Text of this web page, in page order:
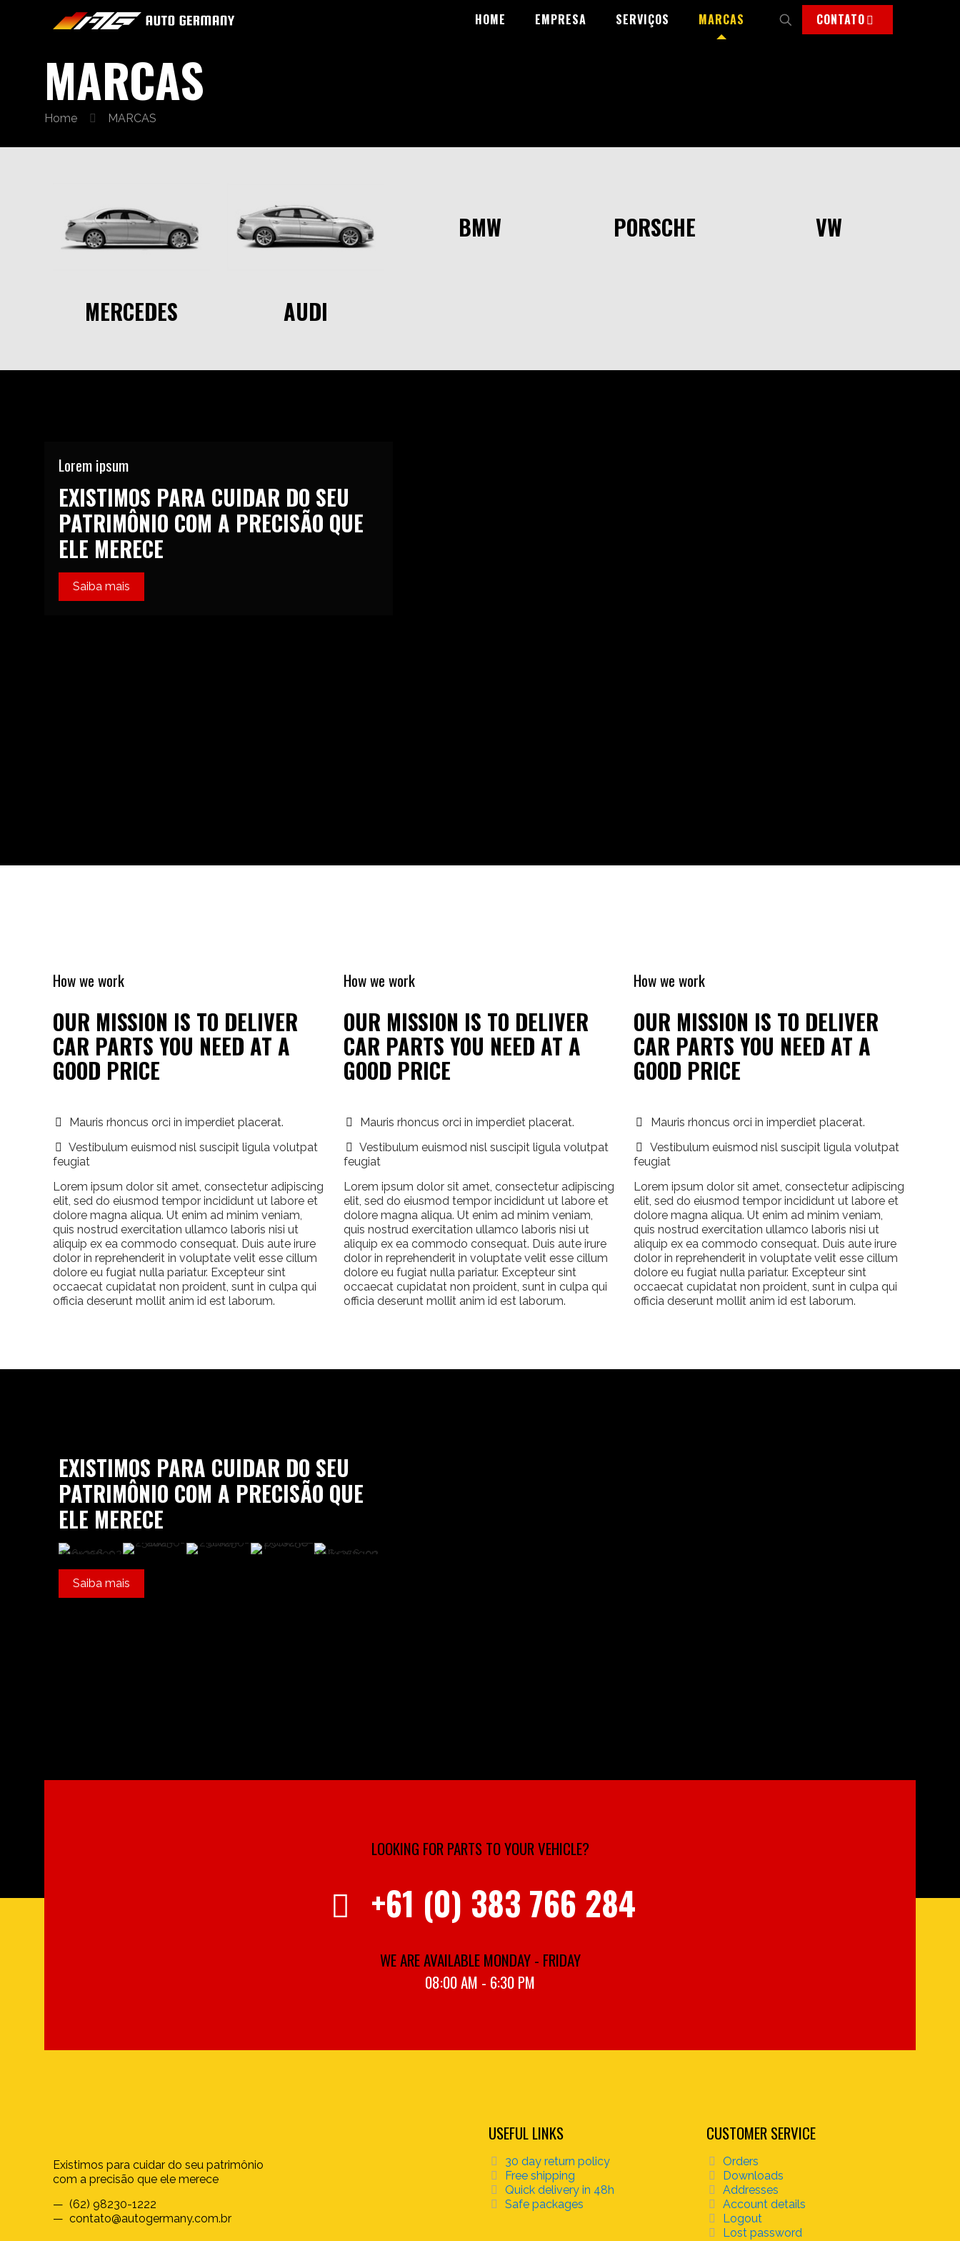
HOME EMPRESA SERVIÇOS MARCAS CONTATO
MARCAS
Home MARCAS
MERCEDES AUDI
BMW PORSCHE VW
Lorem ipsum
EXISTIMOS PARA CUIDAR DO SEU
PATRIMÔNIO COM A PRECISÃO QUE
ELE MERECE
Saiba mais
How we work
OUR MISSION IS TO DELIVER
CAR PARTS YOU NEED AT A
GOOD PRICE
Mauris rhoncus orci in imperdiet placerat.
Vestibulum euismod nisl suscipit ligula volutpat
feugiat
Lorem ipsum dolor sit amet, consectetur adipiscing
elit, sed do eiusmod tempor incididunt ut labore et
dolore magna aliqua. Ut enim ad minim veniam,
quis nostrud exercitation ullamco laboris nisi ut
aliquip ex ea commodo consequat. Duis aute irure
dolor in reprehenderit in voluptate velit esse cillum
dolore eu fugiat nulla pariatur. Excepteur sint
occaecat cupidatat non proident, sunt in culpa qui
officia deserunt mollit anim id est laborum.
How we work
OUR MISSION IS TO DELIVER
CAR PARTS YOU NEED AT A
GOOD PRICE
Mauris rhoncus orci in imperdiet placerat.
Vestibulum euismod nisl suscipit ligula volutpat
feugiat
Lorem ipsum dolor sit amet, consectetur adipiscing
elit, sed do eiusmod tempor incididunt ut labore et
dolore magna aliqua. Ut enim ad minim veniam,
quis nostrud exercitation ullamco laboris nisi ut
aliquip ex ea commodo consequat. Duis aute irure
dolor in reprehenderit in voluptate velit esse cillum
dolore eu fugiat nulla pariatur. Excepteur sint
occaecat cupidatat non proident, sunt in culpa qui
officia deserunt mollit anim id est laborum.
How we work
OUR MISSION IS TO DELIVER
CAR PARTS YOU NEED AT A
GOOD PRICE
Mauris rhoncus orci in imperdiet placerat.
Vestibulum euismod nisl suscipit ligula volutpat
feugiat
Lorem ipsum dolor sit amet, consectetur adipiscing
elit, sed do eiusmod tempor incididunt ut labore et
dolore magna aliqua. Ut enim ad minim veniam,
quis nostrud exercitation ullamco laboris nisi ut
aliquip ex ea commodo consequat. Duis aute irure
dolor in reprehenderit in voluptate velit esse cillum
dolore eu fugiat nulla pariatur. Excepteur sint
occaecat cupidatat non proident, sunt in culpa qui
officia deserunt mollit anim id est laborum.
EXISTIMOS PARA CUIDAR DO SEU
PATRIMÔNIO COM A PRECISÃO QUE
ELE MERECE
Saiba mais
LOOKING FOR PARTS TO YOUR VEHICLE?
+61 (0) 383 766 284
WE ARE AVAILABLE MONDAY - FRIDAY
08:00 AM - 6:30 PM
Existimos para cuidar do seu patrimônio
com a precisão que ele merece
— (62) 98230-1222
— contato@autogermany.com.br
USEFUL LINKS
30 day return policy
Free shipping
Quick delivery in 48h
Safe packages
CUSTOMER SERVICE
Orders
Downloads
Addresses
Account details
Logout
Lost password